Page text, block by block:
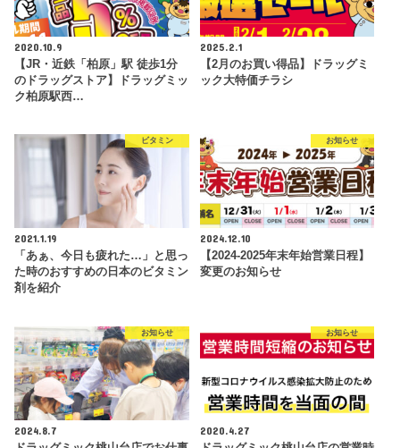
2020.10.9
【JR・近鉄「柏原」駅 徒歩1分
のドラッグストア】ドラッグミッ
ク柏原駅西…
2025.2.1
【2月のお買い得品】ドラッグミ
ック大特価チラシ
ビタミン
2021.1.19
「あぁ、今日も疲れた…」と思っ
た時のおすすめの日本のビタミン
剤を紹介
お知らせ
2024.12.10
【2024-2025年末年始営業日程】
変更のお知らせ
お知らせ
2024.8.7
お知らせ
2020.4.27